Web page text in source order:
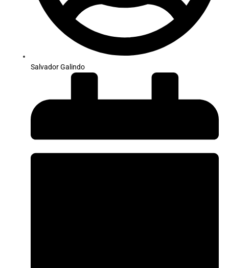
Salvador Galindo